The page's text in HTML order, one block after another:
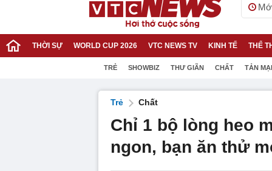
THỜI SỰ WORLD CUP 2026 VTC NEWS TV KINH TẾ THỂ
TRẺ SHOWBIZ THƯ GIÃN CHẤT TẢN
Trẻ Chất
Chỉ 1 bộ lòng heo
ngon, bạn ăn thử